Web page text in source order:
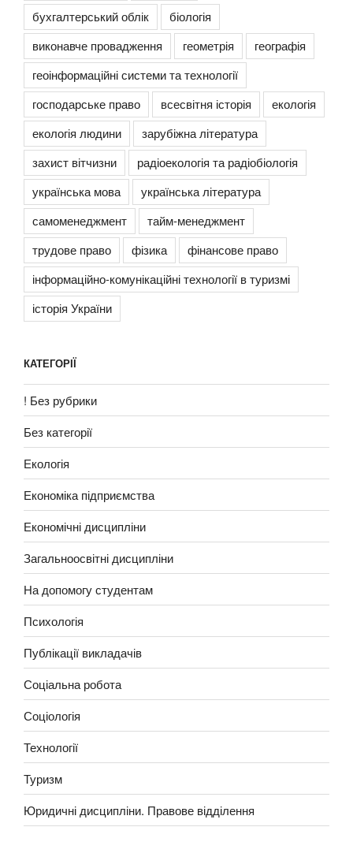
бухгалтерський облік
біологія
виконавче провадження
геометрія
географія
геоінформаційні системи та технології
господарське право
всесвітня історія
екологія
екологія людини
зарубіжна література
захист вітчизни
радіоекологія та радіобіологія
українська мова
українська література
самоменеджмент
тайм-менеджмент
трудове право
фізика
фінансове право
інформаційно-комунікаційні технології в туризмі
історія України
КАТЕГОРІЇ
! Без рубрики
Без категорії
Екологія
Економіка підприємства
Економічні дисципліни
Загальноосвітні дисципліни
На допомогу студентам
Психологія
Публікації викладачів
Соціальна робота
Соціологія
Технології
Туризм
Юридичні дисципліни. Правове відділення